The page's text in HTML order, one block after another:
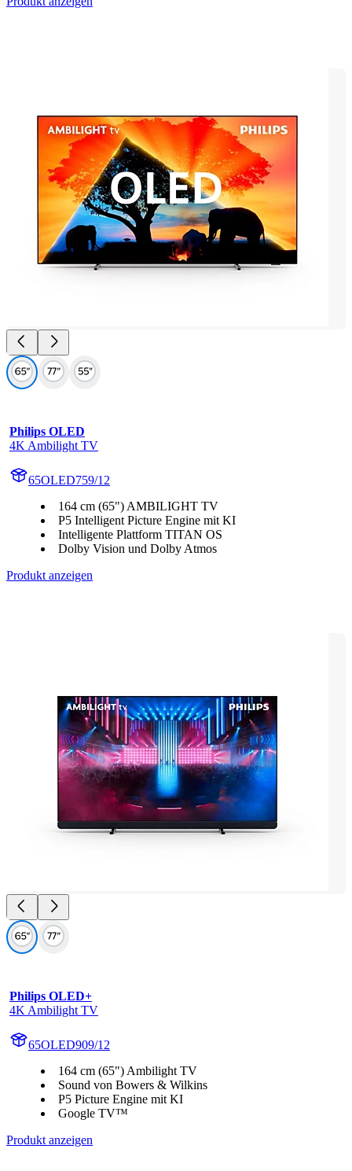
Philips OLED
4K Ambilight TV
65OLED759/12
164 cm (65") AMBILIGHT TV
P5 Intelligent Picture Engine mit KI
Intelligente Plattform TITAN OS
Dolby Vision und Dolby Atmos
Produkt anzeigen
Philips OLED+
4K Ambilight TV
65OLED909/12
164 cm (65") Ambilight TV
Sound von Bowers & Wilkins
P5 Picture Engine mit KI
Google TV™
Produkt anzeigen